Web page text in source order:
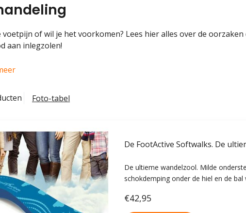
voetpijn of wil je het voorkomen? Lees hier alles over de
aan inlegzolen!
Foto-tabel
De FootActive Softwalks. De
De ultieme wandelzool. Milde
schokdemping onder de hiel en de
hielspoor, voetpijn en vermoeide benen.
€42,95